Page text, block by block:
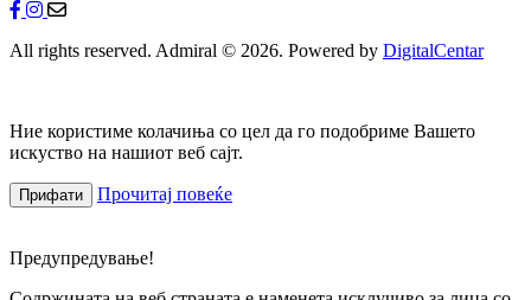
All rights reserved. Admiral © 2026. Powered by DigitalCentar
Ние користиме колачиња со цел да го подобриме Вашето
искуство на нашиот веб сајт.
Прифати Прочитај повеќе
Предупредување!